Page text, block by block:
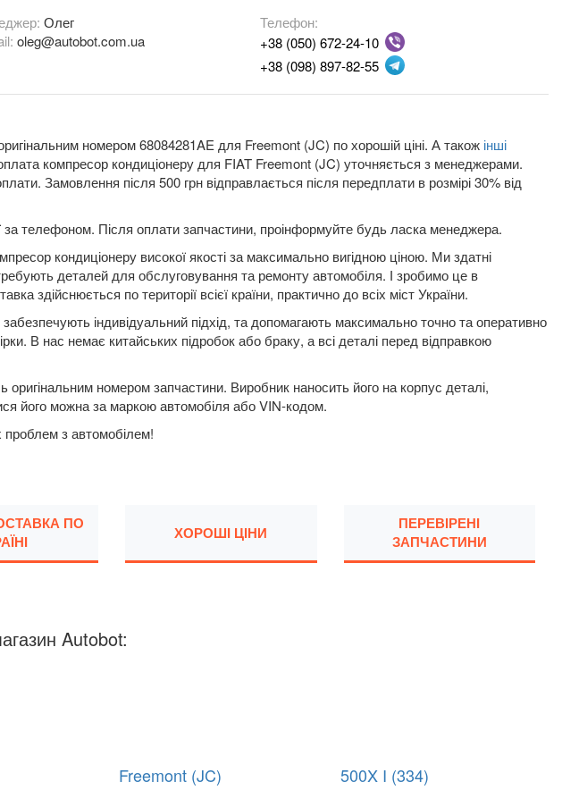
Олег
oleg@autobot.com.ua
Телефон:
+38 (050) 672-24-10
+38 (098) 897-82-55
номером 68084281AE для Freemont (JC) по хорошій ціні. А також інші
компресор кондиціонеру для FIAT Freemont (JC) уточняється з менеджерами.
Замовлення після 500 грн відправлається після передплати в розмірі 30% від
за телефоном. Після оплати запчастини, проінформуйте будь ласка менеджера.
кондиціонеру високої якості за максимально вигідною ціною. Ми здатні
деталей для обслуговування та ремонту автомобіля. І зробимо це в
здійснюється по території всієї країни, практично до всіх міст України.
забезпечують індивідуальний підхід, та допомагають максимально точно та оперативно
В нас немає китайських підробок або браку, а всі деталі перед відправкою
номером запчастини. Виробник наносить його на корпус деталі,
його можна за маркою автомобіля або VIN-кодом.
з автомобілем!
ПО
ХОРОШІ ЦІНИ
ПЕРЕВІРЕНІ
ЗАПЧАСТИНИ
Autobot:
Freemont (JC)
500X I (334)